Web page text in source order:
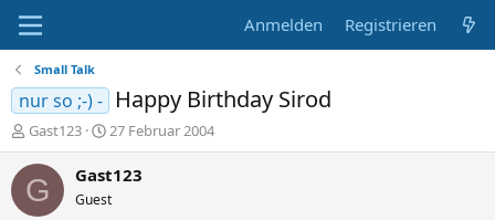
Anmelden Registrieren
Small Talk
nur so ;-) - Happy Birthday Sirod
E
r
s
t
Gast123
E
r
s
e
27 Februar 2004
G Gast123
Guest